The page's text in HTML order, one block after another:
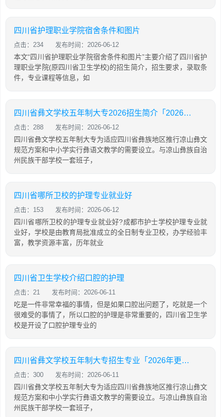
四川省护理职业学院宿舍条件和图片
点击：234 发布时间：2026-06-12
本文“四川省护理职业学院宿舍条件和图片”主要介绍了四川省护
理职业学院(原四川省卫生学校)的招生简介，招生要求，录取条
件，专业课程等信息，如
四川省彝文学校五年制大专2026招生简介「2026年更新」
点击：288 发布时间：2026-06-12
四川省彝文学校五年制大专为适应四川省彝族地区推行凉山彝文
规范方案和中小学实行彝语文教学的需要设立。与凉山彝族自治
州民族干部学校一套班子，
四川省哪所卫校的护理专业就业好
点击：153 发布时间：2026-06-12
四川省哪所卫校的护理专业就业好?成都市护士学校护理专业就
业好，学校是由教育局批准成立的全日制专业卫校，办学经验丰
富，教学资源丰富，历年就业
四川省卫生学校介绍口腔的护理
点击：21 发布时间：2026-06-11
吃是一件非常幸福的事情，但是如果口腔出问题了，吃就是一个
很难受的事情了，所以口腔的护理是非常重要的，四川省卫生学
校是开设了口腔护理专业的
四川省彝文学校五年制大专招生专业「2026年更新」
点击：300 发布时间：2026-06-11
四川省彝文学校五年制大专为适应四川省彝族地区推行凉山彝文
规范方案和中小学实行彝语文教学的需要设立。与凉山彝族自治
州民族干部学校一套班子，